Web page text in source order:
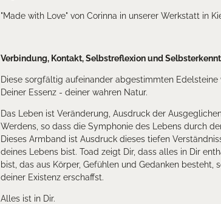
"Made with Love" von Corinna in unserer Werkstatt in
Verbindung, Kontakt, Selbstreflexion und
Diese sorgfältig aufeinander abgestimmten
Deiner Essenz - deiner wahren Natur.
Das Leben ist Veränderung, Ausdruck der
Werdens, so dass die Symphonie des Lebens durch
Dieses Armband ist Ausdruck dieses tiefen
deines Lebens bist. Toad zeigt Dir, dass alles in Dir
bist, das aus Körper, Gefühlen und Gedanken besteht,
deiner Existenz erschaffst.
Alles ist in Dir.